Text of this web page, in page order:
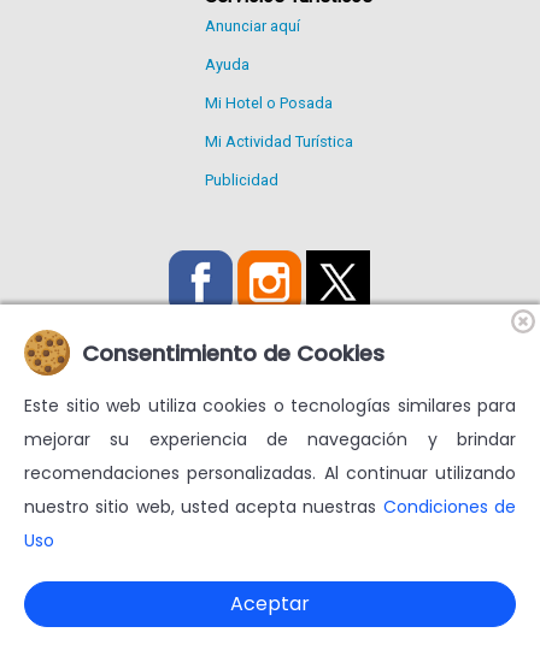
Anunciar aquí
Ayuda
Mi Hotel o Posada
Mi Actividad Turística
Publicidad
Utilizamos Cookies propias y de terceros para mejorar nuestros
servicios y mostrarte publicidad relacionada con tus
preferencias.
Más información enCondiciones de uso
reservados. RIF J-30713331-7 $geoip $CodigoPagina
Powered by Globalwebtek.com
Consentimiento de Cookies
Este sitio web utiliza cookies o tecnologías similares para
mejorar su experiencia de navegación y brindar
recomendaciones personalizadas. Al continuar utilizando
nuestro sitio web, usted acepta nuestras Condiciones de
Uso
Aceptar